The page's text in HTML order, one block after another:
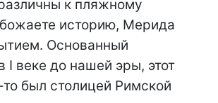
к пляжному
историю, Мерида
Основанный
I веке до нашей эры, этот
то был столицей Римской